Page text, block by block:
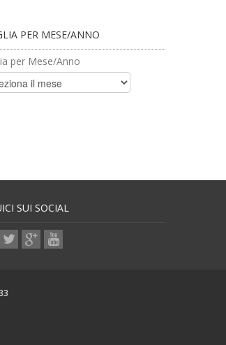
PER MESE/ANNO
per Mese/Anno
SUI SOCIAL